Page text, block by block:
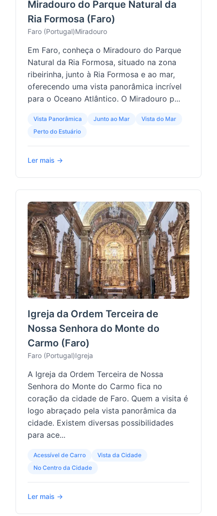
Miradouro do Parque Natural da
Ria Formosa (Faro)
Faro (Portugal)Miradouro
Em Faro, conheça o Miradouro do Parque
Natural da Ria Formosa, situado na zona
ribeirinha, junto à Ria Formosa e ao mar,
oferecendo uma vista panorâmica incrível
para o Oceano Atlântico. O Miradouro p...
Vista Panorâmica Junto ao Mar
Vista do Mar
Perto do Estuário
Ler mais →
Igreja da Ordem Terceira de
Nossa Senhora do Monte do
Carmo (Faro)
Faro (Portugal)Igreja
A Igreja da Ordem Terceira de Nossa
Senhora do Monte do Carmo fica no
coração da cidade de Faro. Quem a visita é
logo abraçado pela vista panorâmica da
cidade. Existem diversas possibilidades
para ace...
Acessível de Carro
Vista da Cidade
No Centro da Cidade
Ler mais →